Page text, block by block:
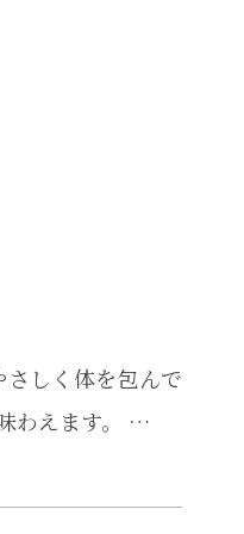
しく体を包んで
わえます。 …